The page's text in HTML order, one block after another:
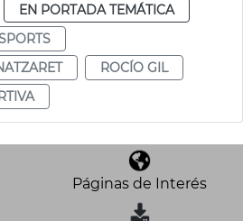
EN PORTADA TEMÁTICA
ROCÍO GIL
Páginas de Interés